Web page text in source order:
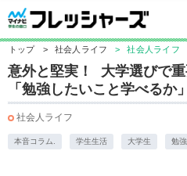
トップ > 社会人ライフ > 社会人ライフ
意外と堅実！ 大学選びで
「勉強したいこと学べるか」
社会人ライフ
本音コラム. 学生生活 大学生 勉強